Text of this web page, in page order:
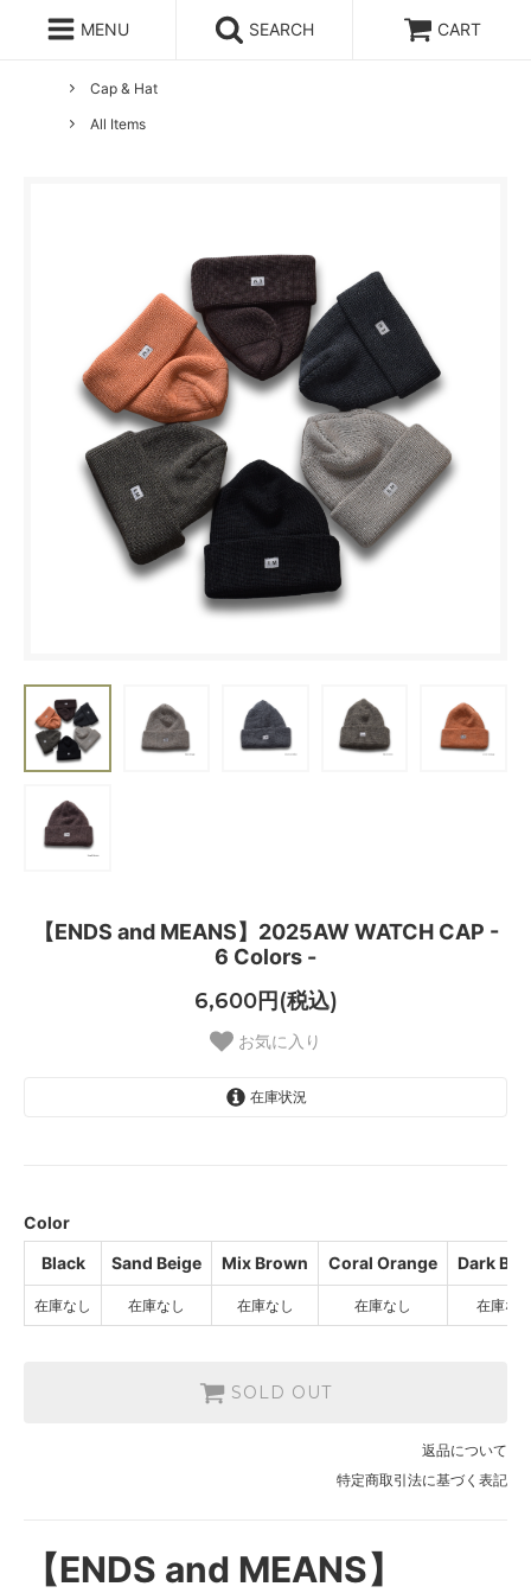
MENU SEARCH CART
Cap & Hat
All Items
【ENDS and MEANS】2025AW WATCH CAP -
6 Colors -
6,600円(税込)
お気に入り
在庫状況
Mix Brown
SOLD OUT
Coral Orange
SOLD OUT
Color
Black
Sand Beige Mix Brown Coral Orange Dark
在庫なし 在庫なし 在庫なし 在庫なし 在庫な
SOLD OUT
返品について
特定商取引法に基づく表記
【ENDS and MEANS】